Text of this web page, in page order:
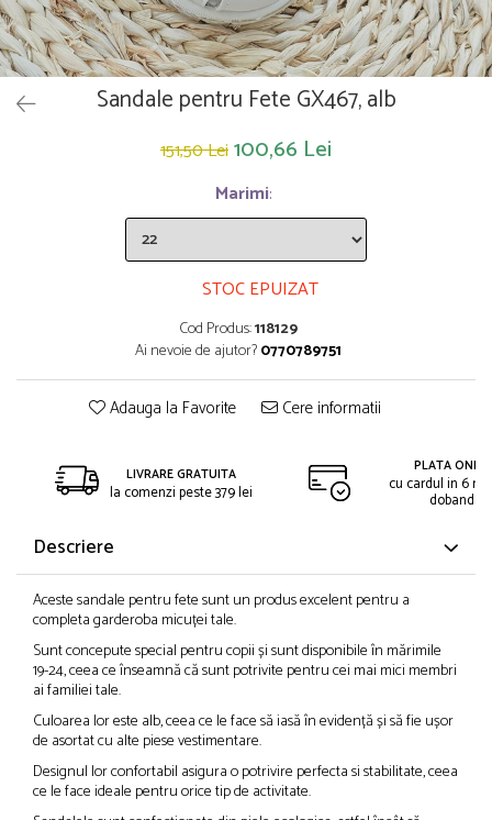
Papusi si accesorii
Trotinete
Trenulete si masinute
Unelte si bancuri de lucru
Sandale pentru Fete GX467, alb
151,50 Lei100,66 Lei
Marimi:
STOC EPUIZAT
Cod Produs:118129
Ai nevoie de ajutor?0770789751
Adauga la Favorite Cere informatii
LIVRARE GRATUITA
la comenzi peste 379 lei
PLATA
cu cardul in 6
dobanda
Descriere
Aceste sandale pentru fete sunt un produs excelent pentru a
completa garderoba micuței tale.
Sunt concepute special pentru copii și sunt disponibile în mărimile
19-24, ceea ce înseamnă că sunt potrivite pentru cei mai mici membri
ai familiei tale.
Culoarea lor este alb, ceea ce le face să iasă în evidență și să fie ușor
de asortat cu alte piese vestimentare.
Designul lor confortabil asigura o potrivire perfecta si stabilitate, ceea
ce le face ideale pentru orice tip de activitate.